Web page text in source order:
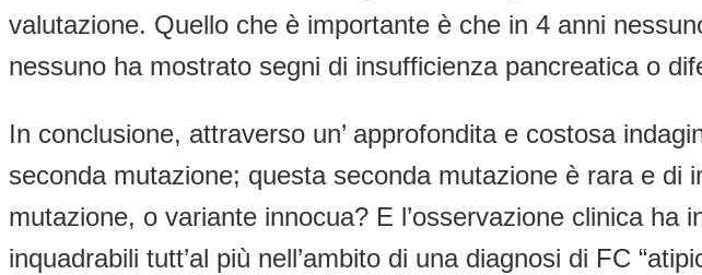
valutazione. Quello che è importante è che in 4 anni
nessuno ha mostrato segni di insufficienza pancreatica o
In conclusione, attraverso un’ approfondita e costosa
seconda mutazione; questa seconda mutazione è rara e
mutazione, o variante innocua? E l’osservazione clinica
inquadrabili tutt’al più nell’ambito di una diagnosi di FC